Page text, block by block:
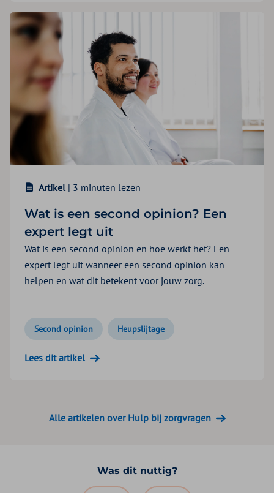
Artikel | 3 minuten lezen
Wat is een second opinion? Een
expert legt uit
Wat is een second opinion en hoe werkt het? Een
expert legt uit wanneer een second opinion kan
helpen en wat dit betekent voor jouw zorg.
Second opinion Heupslijtage
Lees dit artikel
Alle artikelen over Hulp bij zorgvragen
Was dit nuttig?